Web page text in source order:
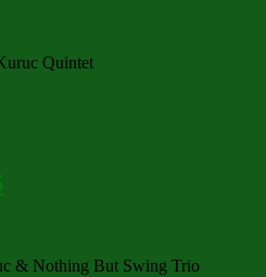
Quintet
& Nothing But Swing Trio